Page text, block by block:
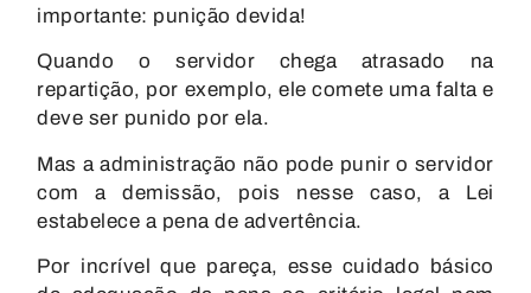
importante: punição devida!
Quando o servidor chega atrasado na
repartição, por exemplo, ele comete uma falta e
deve ser punido por ela.
Mas a administração não pode punir o servidor
com a demissão, pois nesse caso, a Lei
estabelece a pena de advertência.
Por incrível que pareça, esse cuidado básico